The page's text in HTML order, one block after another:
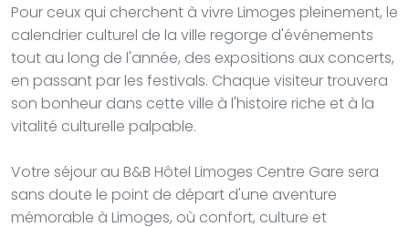
Pour ceux qui cherchent à vivre Limoges pleinement, le
calendrier culturel de la ville regorge d'événements
tout au long de l'année, des expositions aux concerts,
en passant par les festivals. Chaque visiteur trouvera
son bonheur dans cette ville à l'histoire riche et à la
vitalité culturelle palpable.
Votre séjour au B&B Hôtel Limoges Centre Gare sera
sans doute le point de départ d'une aventure
mémorable à Limoges, où confort, culture et